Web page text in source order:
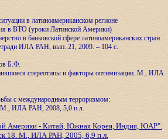
в латиноамериканском регионе
в ВТО (уроки Латинской Америки)
в банковской сфере латиноамериканских стран
ИЛА РАН, вып. 21, 2009. – 104 с.
Б.Ф.
стереотипы и факторы оптимизации. М., ИЛА
с международным терроризмом:
М., ИЛА РАН, 2008, 5,0 п.л.
Америки - Китай, Южная Корея, Индия, ЮАР".
18. М., ИЛА РАН, 2005, 6,9 п.л.